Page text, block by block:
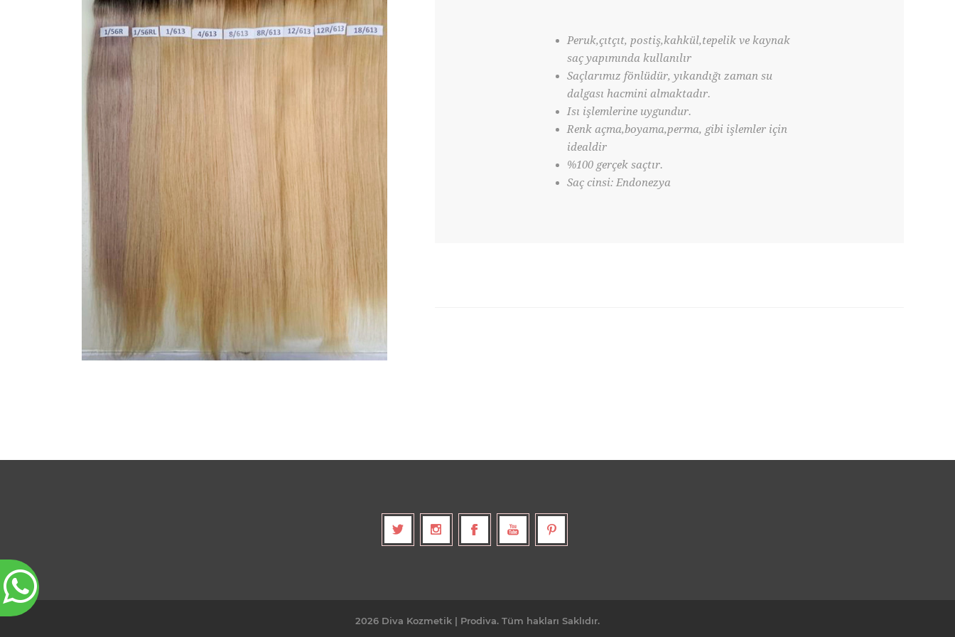
Peruk,çıtçıt, postiş,kahkül,tepelik ve kaynak
saç yapımında kullanılır
Saçlarımız fönlüdür, yıkandığı zaman su
dalgası hacmini almaktadır.
Isı işlemlerine uygundur.
Renk açma,boyama,perma, gibi işlemler için
idealdir
%100 gerçek saçtır.
Saç cinsi: Endonezya
2026 Diva Kozmetik | Prodiva. Tüm hakları Saklıdır.